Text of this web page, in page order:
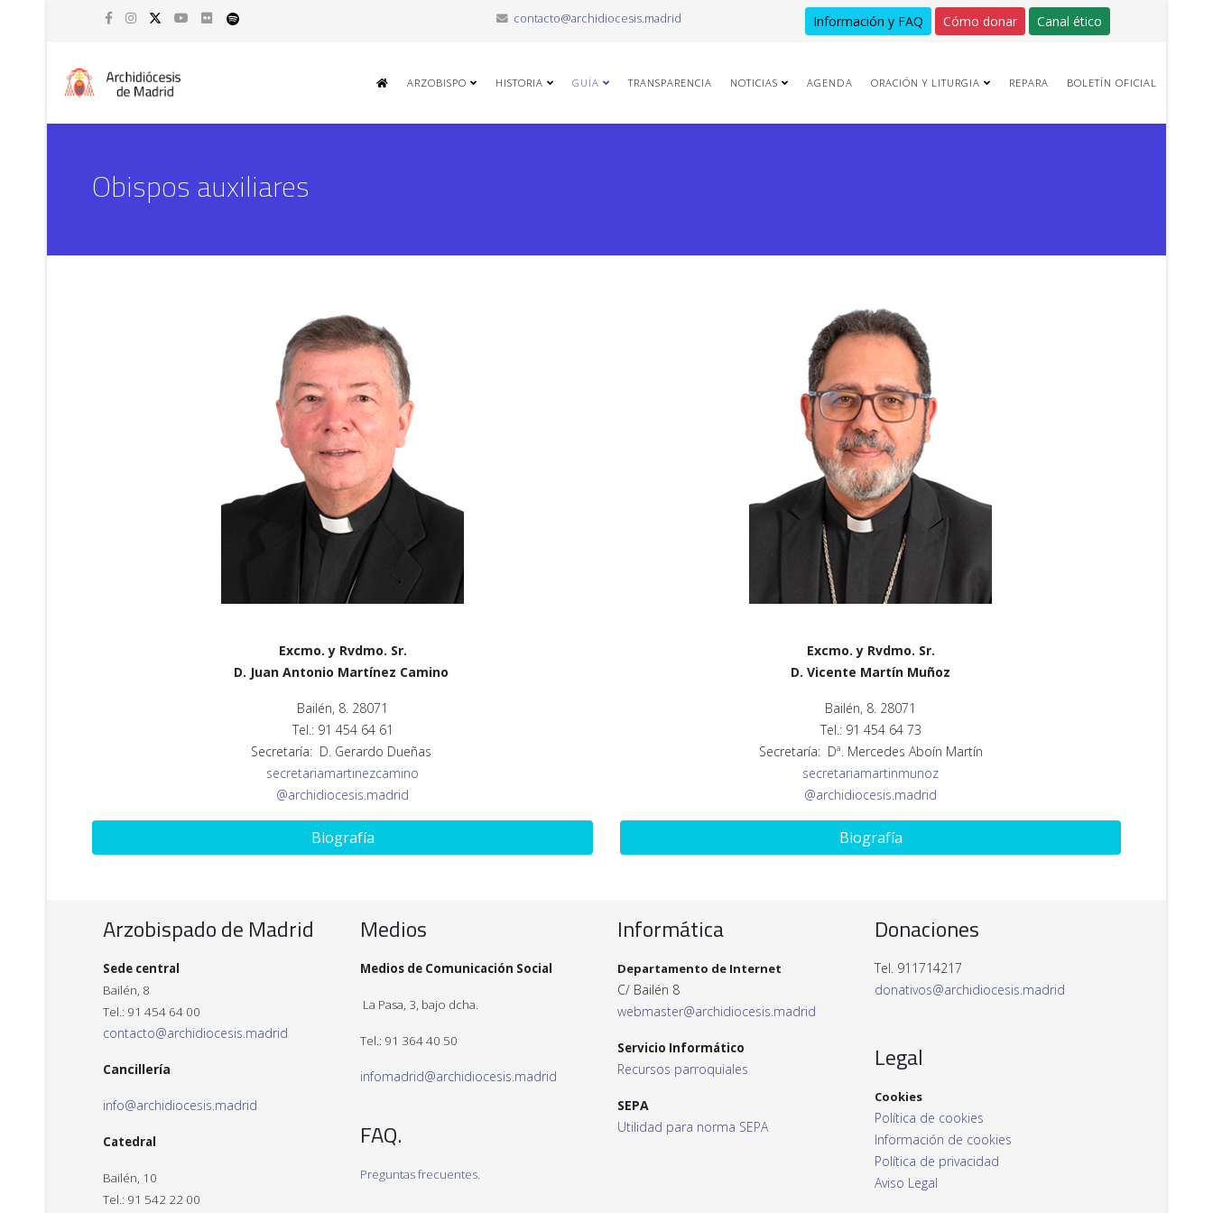
contacto@archidiocesis.madrid Información y FAQ Cómo donar Canal ético
ARZOBISPO HISTORIA GUÍA TRANSPARENCIA NOTICIAS AGENDA ORACIÓN Y LITURGIA REPARA BOLETÍN OFICIAL
Obispos auxiliares
Excmo. y Rvdmo. Sr.
D. Juan Antonio Martínez Camino
Bailén, 8. 28071
Tel.: 91 454 64 61
Secretaría: D. Gerardo Dueñas
secretariamartinezcamino
@archidiocesis.madrid
Biografía
Excmo. y Rvdmo. Sr.
D. Vicente Martín Muñoz
Bailén, 8. 28071
Tel.: 91 454 64 73
Secretaría: Dª. Mercedes Aboín Martín
secretariamartinmunoz
@archidiocesis.madrid
Biografía
Arzobispado de Madrid
Sede central
Bailén, 8
Tel.: 91 454 64 00
contacto@archidiocesis.madrid
Cancillería
info@archidiocesis.madrid
Catedral
Bailén, 10
Tel.: 91 542 22 00
Medios
Medios de Comunicación Social
La Pasa, 3, bajo dcha.
Tel.: 91 364 40 50
infomadrid@archidiocesis.madrid
FAQ.
Preguntas frecuentes.
Informática
Departamento de Internet
C/ Bailén 8
webmaster@archidiocesis.madrid
Servicio Informático
Recursos parroquiales
SEPA
Utilidad para norma SEPA
Donaciones
Tel. 911714217
donativos@archidiocesis.madrid
Legal
Cookies
Política de cookies
Información de cookies
Política de privacidad
Aviso Legal